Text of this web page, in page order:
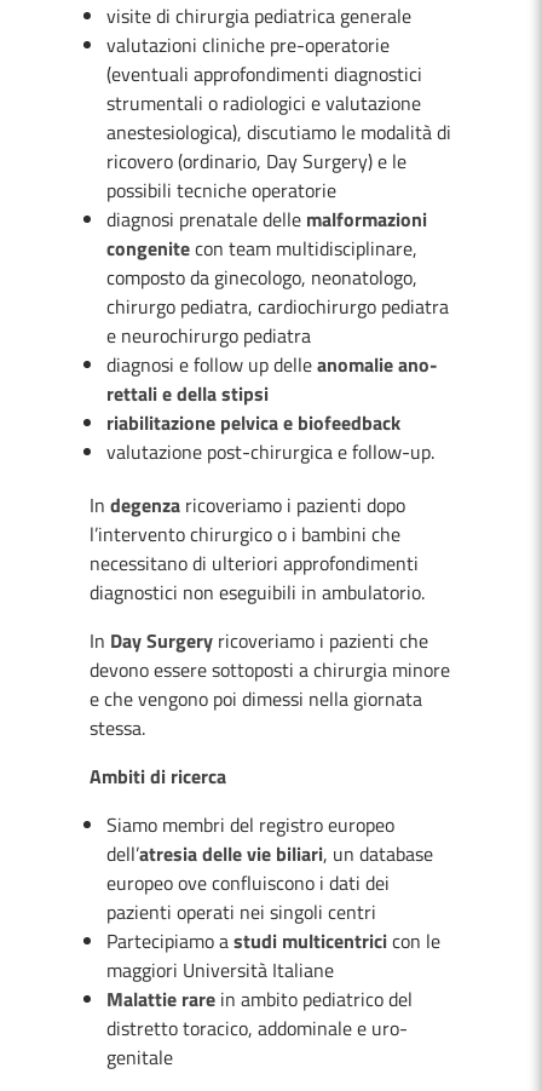
visite di chirurgia pediatrica generale
valutazioni cliniche pre-operatorie
(eventuali approfondimenti diagnostici
strumentali o radiologici e valutazione
anestesiologica), discutiamo le modalità di
ricovero (ordinario, Day Surgery) e le
possibili tecniche operatorie
diagnosi prenatale delle malformazioni
congenitecon team multidisciplinare,
composto da ginecologo, neonatologo,
chirurgo pediatra, cardiochirurgo pediatra
e neurochirurgo pediatra
diagnosi e follow up delleanomalie ano-
rettali e della stipsi
riabilitazione pelvica e biofeedback
valutazione post-chirurgica e follow-up.
In degenza ricoveriamo i pazienti dopo
l’intervento chirurgico o i bambini che
necessitano di ulteriori approfondimenti
diagnostici non eseguibili in ambulatorio.
In Day Surgery ricoveriamo i pazienti che
devono essere sottoposti a chirurgia minore
e che vengono poi dimessi nella giornata
stessa.
Ambiti di ricerca
Siamo membri del registro europeo
dell’atresia delle vie biliari, un database
europeo ove confluiscono i dati dei
pazienti operati nei singoli centri
Partecipiamo astudi multicentricicon le
maggiori Università Italiane
Malattie rare in ambito pediatrico del
distretto toracico, addominale e uro-
genitale